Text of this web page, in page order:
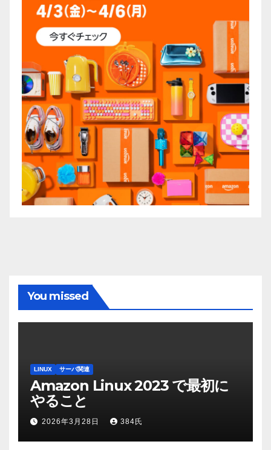
You missed
LINUX サーバ関連
Amazon Linux 2023 で最初に
やること
2026年3月28日 384氏